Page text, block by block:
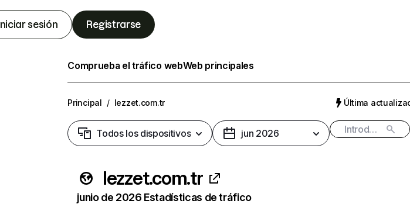
Iniciar sesión Registrarse
Comprueba el tráfico webWeb principales
Principal / lezzet.com.tr Última
Todos los dispositivos jun 2026
lezzet.com.tr
junio de 2026 Estadísticas de tráfico